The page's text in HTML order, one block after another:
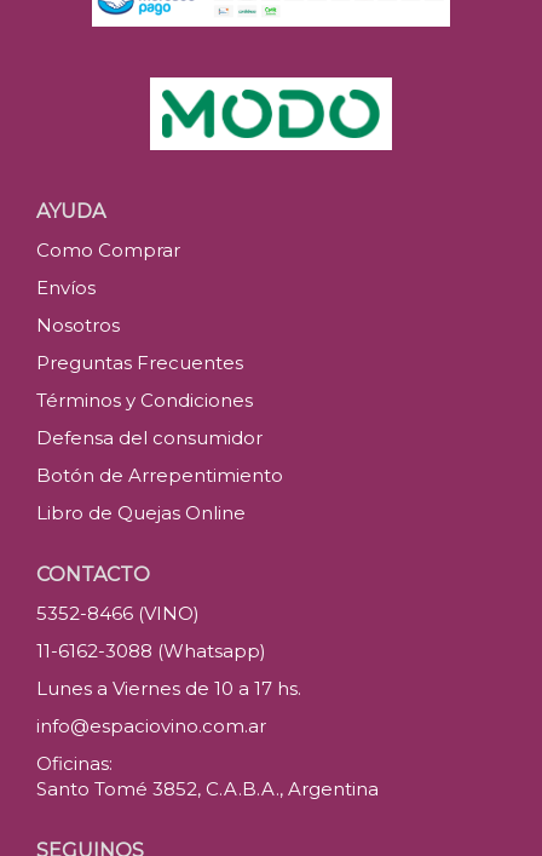
AYUDA
Como Comprar
Envíos
Nosotros
Preguntas Frecuentes
Términos y Condiciones
Defensa del consumidor
Botón de Arrepentimiento
Libro de Quejas Online
CONTACTO
5352-8466 (VINO)
11-6162-3088 (Whatsapp)
Lunes a Viernes de 10 a 17 hs.
info@espaciovino.com.ar
Oficinas:
Santo Tomé 3852, C.A.B.A., Argentina
SEGUINOS